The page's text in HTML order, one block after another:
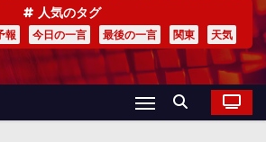
人気のタグ
報 今日の一言 最後の一言 関東 天気